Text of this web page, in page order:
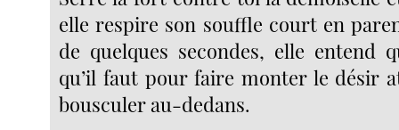
elle respire son souffle court en
de quelques secondes, elle entend
qu’il faut pour faire monter le désir
bousculer au-dedans.